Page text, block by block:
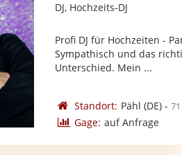
DJ, Hochzeits-DJ
Profi DJ für Hochzeiten -
Sympathisch und das
Unterschied. Mein ...
Standort: Pähl (DE)-
Gage: auf Anfrage